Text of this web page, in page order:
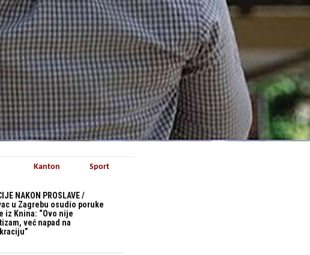
NAKON PROSLAVE /
u Zagrebu osudio poruke
iz Knina: “Ovo nije
već napad na
Kanton Sport